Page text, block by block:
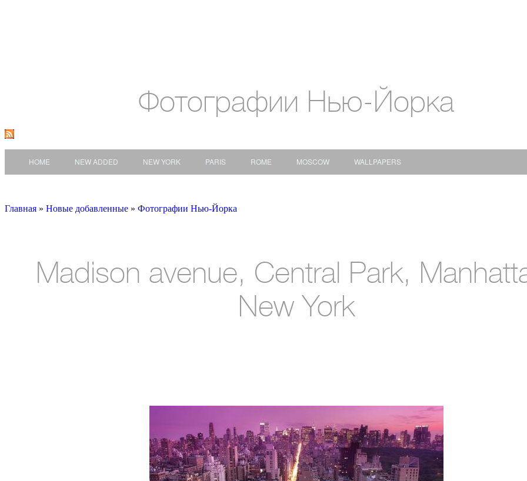
Фотографии Нью-Йорка
HOME NEW ADDED NEW YORK PARIS ROME MOSCOW WALLPAPERS
Главная » Новые добавленные » Фотографии Нью-Йорка
Madison avenue, Central Park,
New York